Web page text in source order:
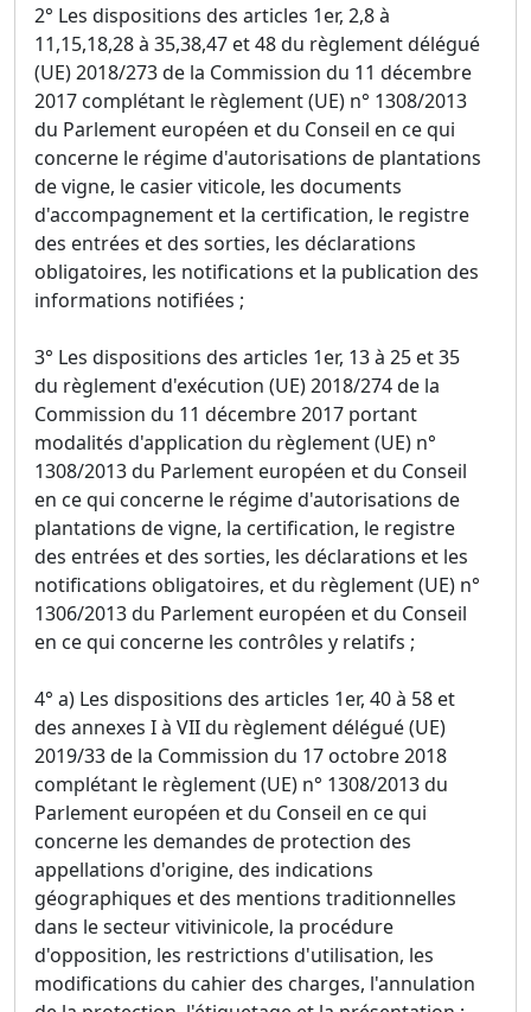
2° Les dispositions des articles 1er, 2,8 à
11,15,18,28 à 35,38,47 et 48 du règlement délégué
(UE) 2018/273 de la Commission du 11 décembre
2017 complétant le règlement (UE) n° 1308/2013
du Parlement européen et du Conseil en ce qui
concerne le régime d'autorisations de plantations
de vigne, le casier viticole, les documents
d'accompagnement et la certification, le registre
des entrées et des sorties, les déclarations
obligatoires, les notifications et la publication des
informations notifiées ;
3° Les dispositions des articles 1er, 13 à 25 et 35
du règlement d'exécution (UE) 2018/274 de la
Commission du 11 décembre 2017 portant
modalités d'application du règlement (UE) n°
1308/2013 du Parlement européen et du Conseil
en ce qui concerne le régime d'autorisations de
plantations de vigne, la certification, le registre
des entrées et des sorties, les déclarations et les
notifications obligatoires, et du règlement (UE) n°
1306/2013 du Parlement européen et du Conseil
en ce qui concerne les contrôles y relatifs ;
4° a) Les dispositions des articles 1er, 40 à 58 et
des annexes I à VII du règlement délégué (UE)
2019/33 de la Commission du 17 octobre 2018
complétant le règlement (UE) n° 1308/2013 du
Parlement européen et du Conseil en ce qui
concerne les demandes de protection des
appellations d'origine, des indications
géographiques et des mentions traditionnelles
dans le secteur vitivinicole, la procédure
d'opposition, les restrictions d'utilisation, les
modifications du cahier des charges, l'annulation